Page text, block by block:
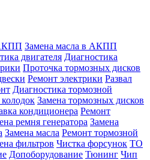
Замена масла в АКПП
двигателя Диагностика
Проточка тормозных дисков
Ремонт электрики Развал
Диагностика тормозной
Замена тормозных дисков
кондиционера Ремонт
ремня генератора Замена
Замена масла Ремонт тормозной
фильтров Чистка форсунок ТО
Допоборудование Тюнинг Чип